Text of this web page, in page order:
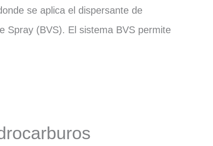
se aplica el dispersante de
Spray (BVS). El sistema BVS permite